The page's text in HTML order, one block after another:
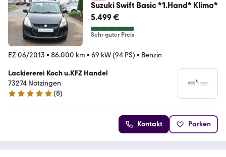
Suzuki Swift Basic *1.Hand* Klima*
5.499 €
Sehr guter Preis
EZ 06/2013 • 86.000 km • 69 kW (94 PS) • Benzin
Lackiererei Koch u.KFZ Handel
73274 Notzingen
4.8 Sterne
(8)
Kontakt Parken